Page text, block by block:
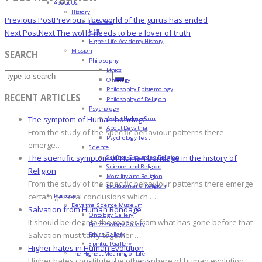
Previous PostPrevious The world of the gurus has ended
Next PostNextThe world needs to be a lover of truth
SEARCH
RECENT ARTICLES
The symptom of Human bondage
From the study of the specific behaviour patterns there
emerge…
The scientific symptom of Human bondage in the history of
Religion
From the study of the specific behaviour patterns there emerge
certain general conclusions which …
Salvation from Human Bondage
It should be clear to the reader from what has gone before that
Salvation must carry together …
Higher hates in Human Evolution
About Us
History
Devatma
HML
Higher Life Academy History
Mission
Philosophy
Ethics
Ontology
Philosophy Epistemology
Philosophy of Religion
Psychology
About Human Soul
About Devatma
Psychology Test
Science
Science-Grounded Religion
Science and Religion
Morality and Religion
Evolution and Religion
Purpose
Devatma Science Museum
Ontology Gallery
Epistemology Gallery
Ethics Gallery
Spiritual Gallery
The Highest Meaning of Life